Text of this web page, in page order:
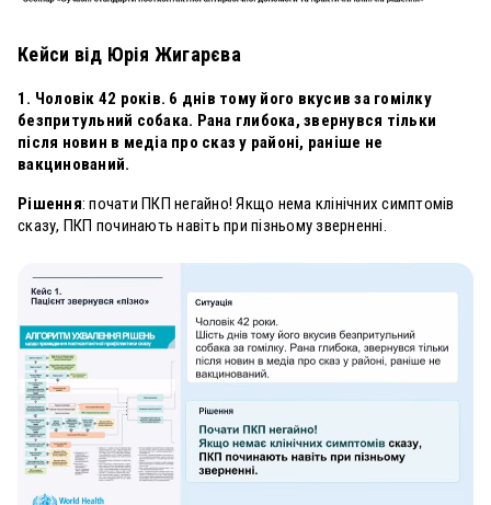
Кейси від Юрія Жигарєва
1. Чоловік 42 років. 6 днів тому його вкусив за гомілку
безпритульний собака. Рана глибока, звернувся тільки
після новин в медіа про сказ у районі, раніше не
вакцинований.
Рішення: почати ПКП негайно! Якщо нема клінічних симптомів
сказу, ПКП починають навіть при пізньому зверненні.